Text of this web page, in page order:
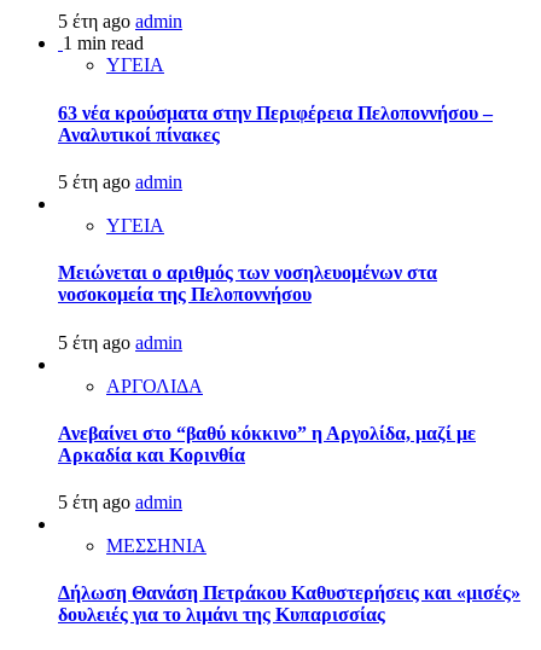
5 έτη ago admin
1 min read
ΥΓΕΙΑ
63 νέα κρούσματα στην Περιφέρεια Πελοποννήσου –
Αναλυτικοί πίνακες
5 έτη ago admin
ΥΓΕΙΑ
Μειώνεται ο αριθμός των νοσηλευομένων στα
νοσοκομεία της Πελοποννήσου
5 έτη ago admin
ΑΡΓΟΛΙΔΑ
Ανεβαίνει στο “βαθύ κόκκινο” η Αργολίδα, μαζί με
Αρκαδία και Κορινθία
5 έτη ago admin
ΜΕΣΣΗΝΙΑ
Δήλωση Θανάση Πετράκου Καθυστερήσεις και «μισές»
δουλειές για το λιμάνι της Κυπαρισσίας